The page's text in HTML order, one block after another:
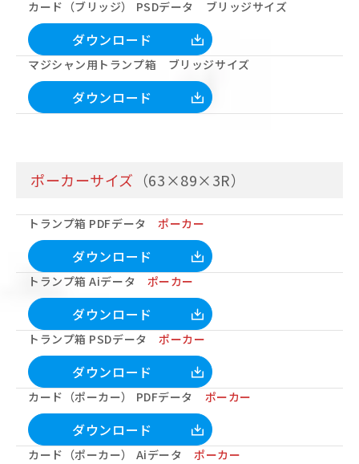
カード（ブリッジ） PSDデータ ブリッジサイズ
ダウンロード
マジシャン用トランプ箱 ブリッジサイズ
ダウンロード
ポーカーサイズ （63×89×3R）
トランプ箱 PDFデータポーカー
ダウンロード
トランプ箱 Aiデータ ポーカー
ダウンロード
トランプ箱 PSDデータポーカー
ダウンロード
カード（ポーカー） PDFデータ ポーカー
ダウンロード
カード（ポーカー） Aiデータ ポーカー